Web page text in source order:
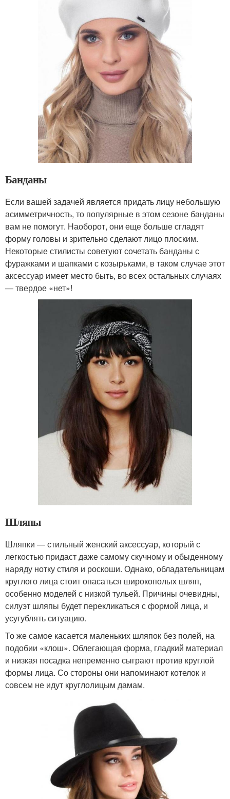
Банданы
Если вашей задачей является придать лицу небольшую
асимметричность, то популярные в этом сезоне банданы
вам не помогут. Наоборот, они еще больше сгладят
форму головы и зрительно сделают лицо плоским.
Некоторые стилисты советуют сочетать банданы с
фуражками и шапками с козырьками, в таком случае этот
аксессуар имеет место быть, во всех остальных случаях
— твердое «нет»!
Шляпы
Шляпки — стильный женский аксессуар, который с
легкостью придаст даже самому скучному и обыденному
наряду нотку стиля и роскоши. Однако, обладательницам
круглого лица стоит опасаться широкополых шляп,
особенно моделей с низкой тульей. Причины очевидны,
силуэт шляпы будет перекликаться с формой лица, и
усугублять ситуацию.
То же самое касается маленьких шляпок без полей, на
подобии «клош». Облегающая форма, гладкий материал
и низкая посадка непременно сыграют против круглой
формы лица. Со стороны они напоминают котелок и
совсем не идут круглолицым дамам.